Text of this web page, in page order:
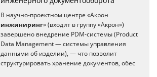
В научно-проектном центре «Акрон
инжиниринг» (входит в группу «Акрон»)
завершено внедрение PDM-системы (Product
Data Management — системы управления
данными об изделии), — что позволит
структурировать хранение документов, обес